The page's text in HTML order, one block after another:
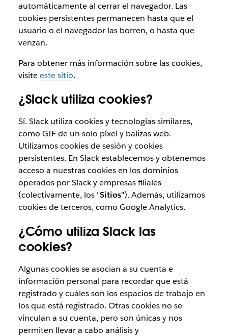
automáticamente al cerrar el navegador. Las
cookies persistentes permanecen hasta que el
usuario o el navegador las borren, o hasta que
venzan.
Para obtener más información sobre las cookies,
visiteeste sitio.
¿Slack utiliza cookies?
Sí. Slack utiliza cookies y tecnologías similares,
como GIF de un solo píxel y balizas web.
Utilizamos cookies de sesión y cookies
persistentes. En Slack establecemos y obtenemos
acceso a nuestras cookies en los dominios
operados por Slack y empresas filiales
(colectivamente, los "Sitios"). Además, utilizamos
cookies de terceros, como Google Analytics.
¿Cómo utiliza Slack las
cookies?
Algunas cookies se asocian a su cuenta e
información personal para recordar que está
registrado y cuáles son los espacios de trabajo en
los que está registrado. Otras cookies no se
vinculan a su cuenta, pero son únicas y nos
permiten llevar a cabo análisis y